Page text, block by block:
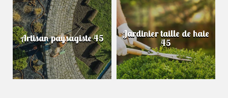
Artisan paysagiste 45 Jardinier taille de haie
45